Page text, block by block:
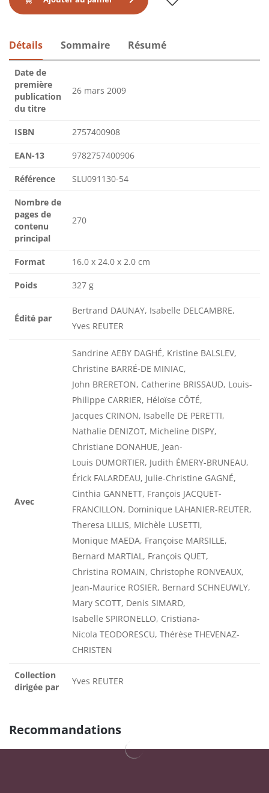
Détails Sommaire Résumé
Date de
première
publication
du titre
26 mars 2009
ISBN 2757400908
EAN-13 9782757400906
Référence SLU091130-54
Nombre de
pages de
contenu
principal
270
Format 16.0 x 24.0 x 2.0 cm
Poids 327 g
Édité par
Bertrand DAUNAY, Isabelle DELCAMBRE,
Yves REUTER
Avec
Sandrine AEBY DAGHÉ, Kristine BALSLEV,
Christine BARRÉ-DE MINIAC,
John BRERETON, Catherine BRISSAUD, Louis-
Philippe CARRIER, Héloïse CÔTÉ,
Jacques CRINON, Isabelle DE PERETTI,
Nathalie DENIZOT, Micheline DISPY,
Christiane DONAHUE, Jean-
Louis DUMORTIER, Judith ÉMERY-BRUNEAU,
Érick FALARDEAU, Julie-Christine GAGNÉ,
Cinthia GANNETT, François JACQUET-
FRANCILLON, Dominique LAHANIER-REUTER,
Theresa LILLIS, Michèle LUSETTI,
Monique MAEDA, Françoise MARSILLE,
Bernard MARTIAL, François QUET,
Christina ROMAIN, Christophe RONVEAUX,
Jean-Maurice ROSIER, Bernard SCHNEUWLY,
Mary SCOTT, Denis SIMARD,
Isabelle SPIRONELLO, Cristiana-
Nicola TEODORESCU, Thérèse THEVENAZ-
CHRISTEN
Collection
dirigée par
Yves REUTER
Recommandations